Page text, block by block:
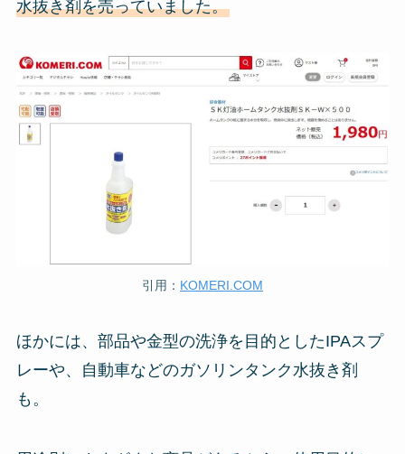
水抜き剤を売っていました。
引用： KOMERI.COM
ほかには、部品や金型の洗浄を目的としたIPAスプ
レーや、自動車などのガソリンタンク水抜き剤
も。